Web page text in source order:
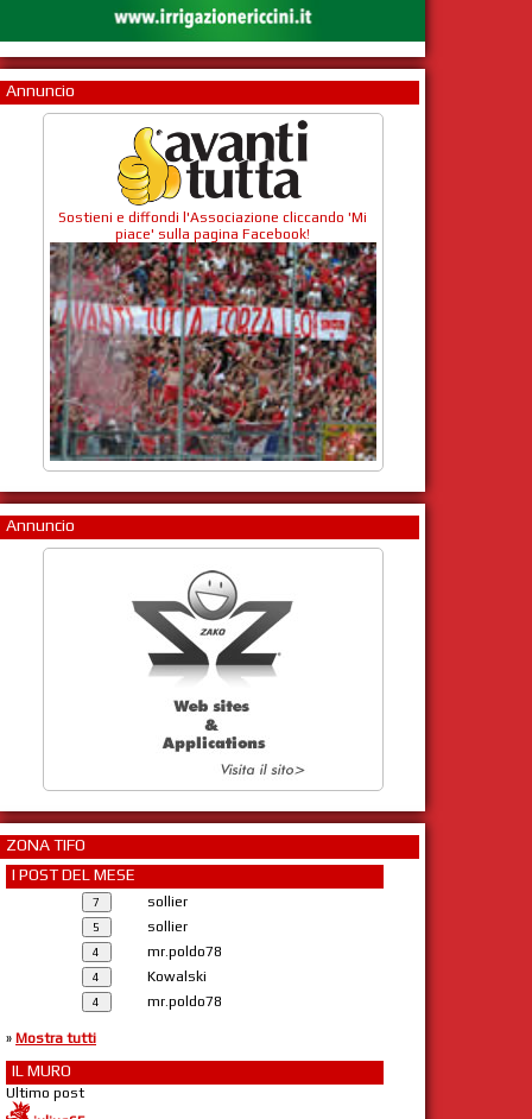
Annuncio
Sostieni e diffondi l'Associazione cliccando 'Mi
piace' sulla pagina Facebook!
Annuncio
ZONA TIFO
I POST DEL MESE
sollier
sollier
mr.poldo78
Kowalski
mr.poldo78
» Mostra tutti
IL MURO
Ultimo post